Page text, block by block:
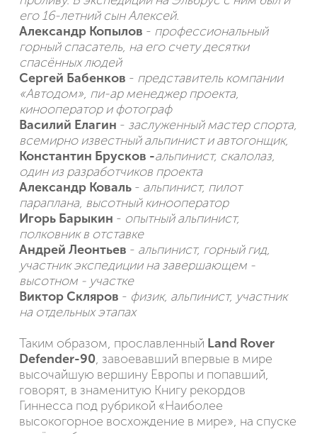
его 16-летний сын Алексей.
Александр Копылов - профессиональный
горный спасатель, на его счету десятки
спасённых людей
Сергей Бабенков - представитель компании
«Автодом», пи-ар менеджер проекта,
кинооператор и фотограф
Василий Елагин - заслуженный мастер спорта,
всемирно известный альпинист и автогонщик,
Константин Брусков -альпинист, скалолаз,
один из разработчиков проекта
Александр Коваль - альпинист, пилот
параплана, высотный кинооператор
Игорь Барыкин - опытный альпинист,
полковник в отставке
Андрей Леонтьев - альпинист, горный гид,
участник экспедиции на завершающем -
высотном - участке
Виктор Скляров - физик, альпинист, участник
на отдельных этапах
Таким образом, прославленный Land Rover
Defender-90, завоевавший впервые в мире
высочайшую вершину Европы и попавший,
говорят, в знаменитую Книгу рекордов
Гиннесса под рубрикой «Наиболее
высокогорное восхождение в мире», на спуске